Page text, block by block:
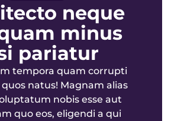
neque
minus
pariatur
tempora quam corrupti
natus! Magnam alias
nobis esse aut
quo eos, eligendi a qui